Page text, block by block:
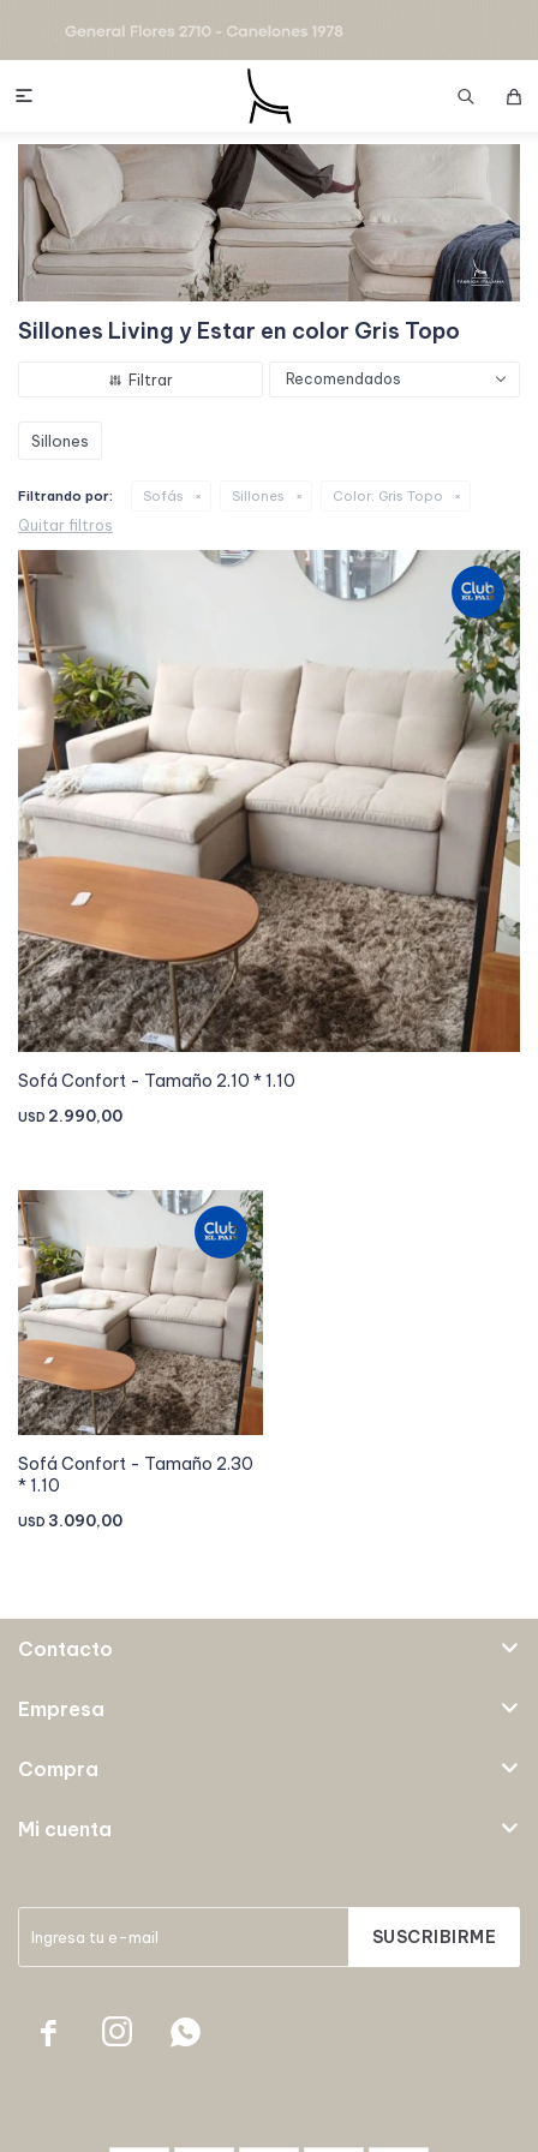

Sillones Living y Estar en color Gris Topo
Recomendados
Sillones
Filtrando por: Sofás Sillones Color: Gris Topo
Quitar filtros
Sofá Confort - Tamaño 2.10 * 1.10
USD 2.990,00
Sofá Confort - Tamaño 2.30
* 1.10
USD 3.090,00
SUSCRIBIRME
  
Contacto
Empresa
Compra
Mi cuenta